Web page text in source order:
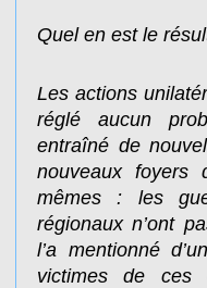
Quel en est le
Les actions
réglé aucun
entraîné de
nouveaux foyers
mêmes : les
régionaux n’ont
l’a mentionné
victimes de ces